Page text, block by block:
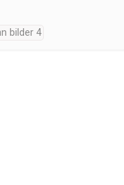
bilder 4